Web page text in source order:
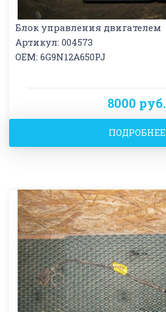
Блок управления двигателем
Артикул: 004573
OEM: 6G9N12A650PJ
8000 руб.
ПОДРОБНЕЕ